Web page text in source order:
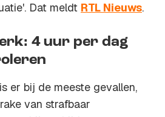
Dat meldt RTL Nieuws.
4 uur per dag
er bij de meeste gevallen,
van strafbaar